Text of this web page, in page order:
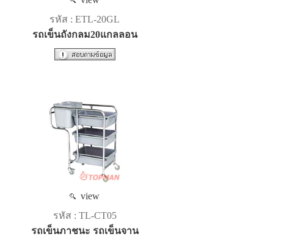
รหัส : ETL-20GL
รถเข็นถังกลม20แกลลอน
view
รหัส : TL-CT05
รถเข็นภาชนะ รถเข็นจาน